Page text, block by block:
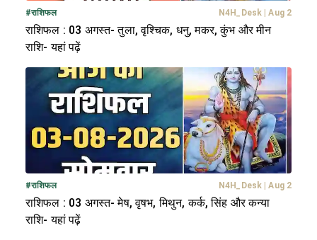
#राशिफल N4H_Desk | Aug 2
राशिफल : 03 अगस्त- तुला, वृश्चिक, धनु, मकर, कुंभ और मीन
राशि- यहां पढ़ें
#राशिफल N4H_Desk | Aug 2
राशिफल : 03 अगस्त- मेष, वृषभ, मिथुन, कर्क, सिंह और कन्या
राशि- यहां पढ़ें